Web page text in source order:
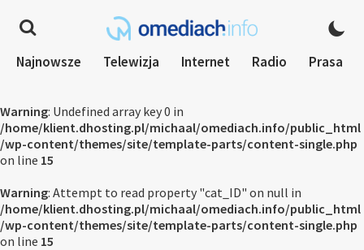
Najnowsze Telewizja Internet Radio Prasa
Warning: Undefined array key 0 in
/home/klient.dhosting.pl/michaal/omediach.info/public_html
/wp-content/themes/site/template-parts/content-single.php
on line 15
Warning: Attempt to read property "cat_ID" on null in
/home/klient.dhosting.pl/michaal/omediach.info/public_html
/wp-content/themes/site/template-parts/content-single.php
on line 15